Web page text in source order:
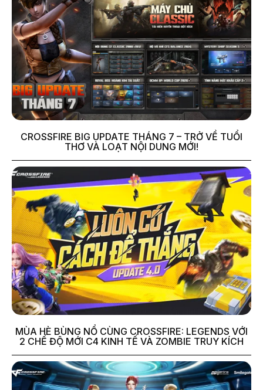
CROSSFIRE BIG UPDATE THÁNG 7 – TRỞ VỀ TUỔI
THƠ VÀ LOẠT NỘI DUNG MỚI!
MÙA HÈ BÙNG NỔ CÙNG CROSSFIRE: LEGENDS VỚI
2 CHẾ ĐỘ MỚI C4 KINH TẾ VÀ ZOMBIE TRUY KÍCH